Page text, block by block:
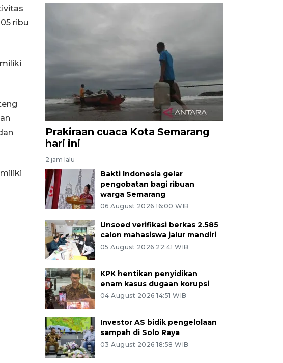
ribu
Prakiraan cuaca Kota Semarang
hari ini
2 jam lalu
Bakti Indonesia gelar
pengobatan bagi ribuan
warga Semarang
06 August 2026 16:00 WIB
Unsoed verifikasi berkas 2.585
calon mahasiswa jalur mandiri
05 August 2026 22:41 WIB
KPK hentikan penyidikan
enam kasus dugaan korupsi
04 August 2026 14:51 WIB
Investor AS bidik pengelolaan
sampah di Solo Raya
03 August 2026 18:58 WIB